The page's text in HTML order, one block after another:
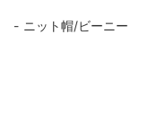
ニット帽/ビーニー